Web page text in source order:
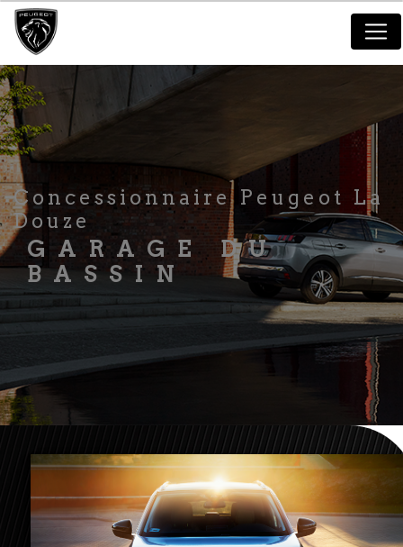
Concessionnaire Peugeot La
Douze
GARAGE DU
BASSIN
Panneau de gestion des cookies